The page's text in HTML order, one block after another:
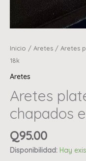
Inicio / Aretes / Aretes
18k
Aretes
Aretes
chapados
Q95.00
Disponibilidad: Hay